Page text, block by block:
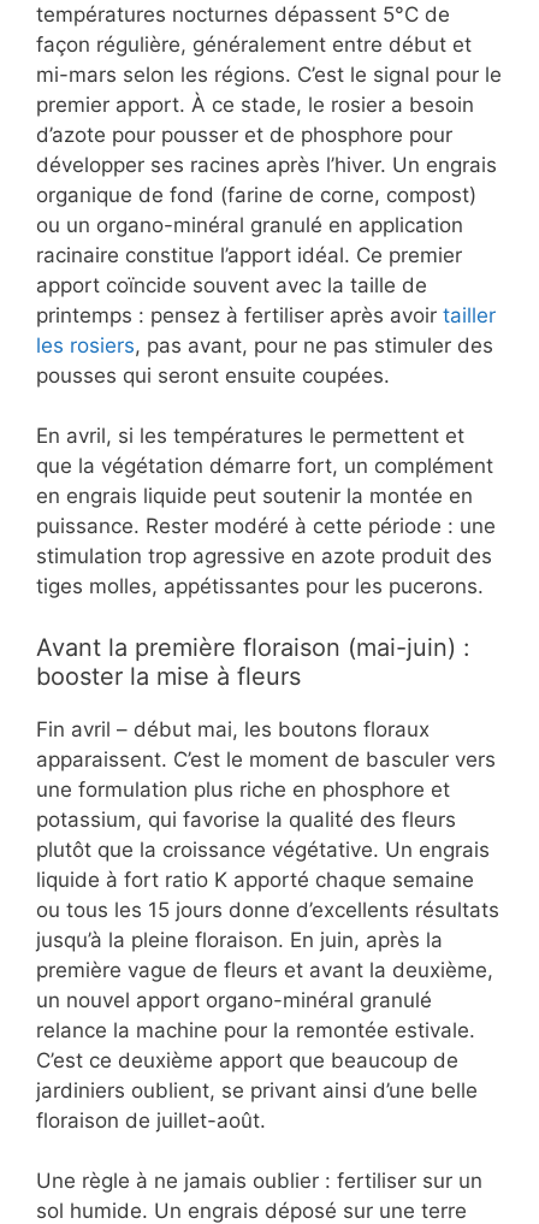
températures nocturnes dépassent 5°C de
façon régulière, généralement entre début et
mi-mars selon les régions. C’est le signal pour le
premier apport. À ce stade, le rosier a besoin
d’azote pour pousser et de phosphore pour
développer ses racines après l’hiver. Un engrais
organique de fond (farine de corne, compost)
ou un organo-minéral granulé en application
racinaire constitue l’apport idéal. Ce premier
apport coïncide souvent avec la taille de
printemps : pensez à fertiliser après avoir tailler
les rosiers, pas avant, pour ne pas stimuler des
pousses qui seront ensuite coupées.
En avril, si les températures le permettent et
que la végétation démarre fort, un complément
en engrais liquide peut soutenir la montée en
puissance. Rester modéré à cette période : une
stimulation trop agressive en azote produit des
tiges molles, appétissantes pour les pucerons.
Avant la première floraison (mai-juin) :
booster la mise à fleurs
Fin avril – début mai, les boutons floraux
apparaissent. C’est le moment de basculer vers
une formulation plus riche en phosphore et
potassium, qui favorise la qualité des fleurs
plutôt que la croissance végétative. Un engrais
liquide à fort ratio K apporté chaque semaine
ou tous les 15 jours donne d’excellents résultats
jusqu’à la pleine floraison. En juin, après la
première vague de fleurs et avant la deuxième,
un nouvel apport organo-minéral granulé
relance la machine pour la remontée estivale.
C’est ce deuxième apport que beaucoup de
jardiniers oublient, se privant ainsi d’une belle
floraison de juillet-août.
Une règle à ne jamais oublier : fertiliser sur un
sol humide. Un engrais déposé sur une terre